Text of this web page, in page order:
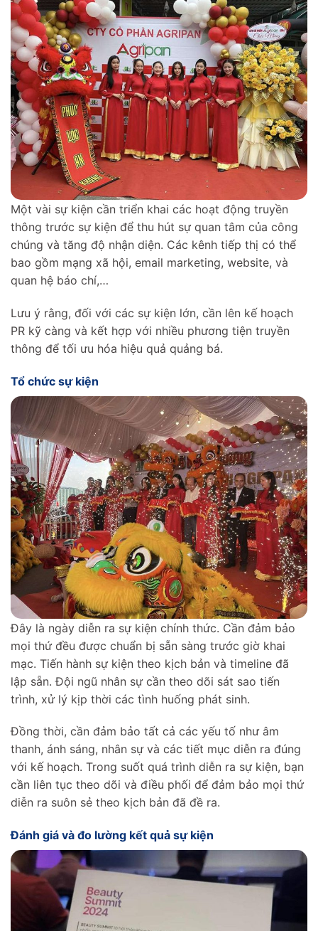
Một vài sự kiện cần triển khai các hoạt động truyền
thông trước sự kiện để thu hút sự quan tâm của công
chúng và tăng độ nhận diện. Các kênh tiếp thị có thể
bao gồm mạng xã hội, email marketing, website, và
quan hệ báo chí,…
Lưu ý rằng, đối với các sự kiện lớn, cần lên kế hoạch
PR kỹ càng và kết hợp với nhiều phương tiện truyền
thông để tối ưu hóa hiệu quả quảng bá.
Tổ chức sự kiện
Đây là ngày diễn ra sự kiện chính thức. Cần đảm bảo
mọi thứ đều được chuẩn bị sẵn sàng trước giờ khai
mạc. Tiến hành sự kiện theo kịch bản và timeline đã
lập sẵn. Đội ngũ nhân sự cần theo dõi sát sao tiến
trình, xử lý kịp thời các tình huống phát sinh.
Đồng thời, cần đảm bảo tất cả các yếu tố như âm
thanh, ánh sáng, nhân sự và các tiết mục diễn ra đúng
với kế hoạch. Trong suốt quá trình diễn ra sự kiện, bạn
cần liên tục theo dõi và điều phối để đảm bảo mọi thứ
diễn ra suôn sẻ theo kịch bản đã đề ra.
Đánh giá và đo lường kết quả sự kiện